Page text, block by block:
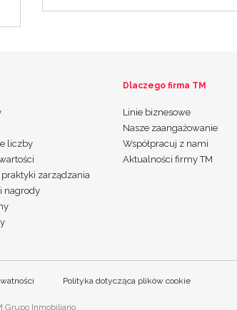
liczby
praktyki zarządzania
nagrody
Dlaczego firma TM
Linie biznesowe
Nasze zaangażowanie
Współpracuj z nami
Aktualności firmy TM
Polityka dotycząca plików cookie
Grupo Inmobiliario.